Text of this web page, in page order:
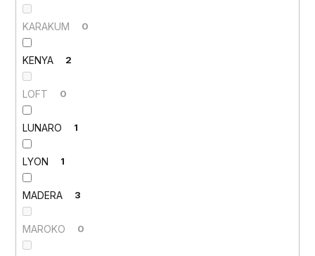
KARAKUM 0
KENYA 2
LOFT 0
LUNARO 1
LYON 1
MADERA 3
MAROKO 0